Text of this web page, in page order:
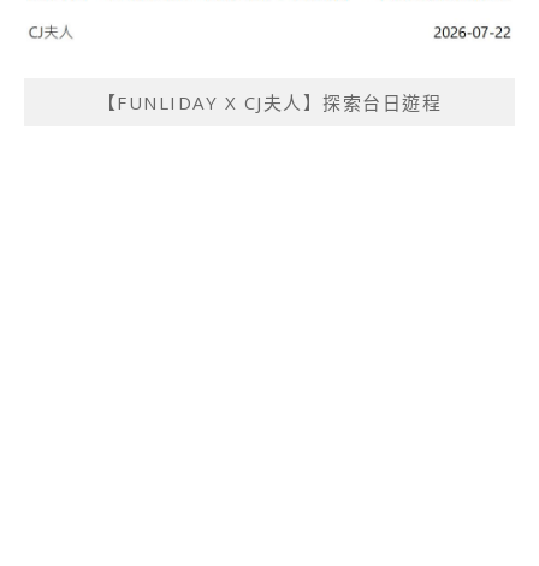
【FUNLIDAY X CJ夫人】探索台日遊程